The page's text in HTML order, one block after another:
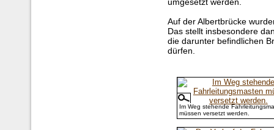
Auf der Albertbrücke
Das stellt insbesondere
die darunter befindlichen
dürfen.
Im Weg stehende
müssen versetzt werden.